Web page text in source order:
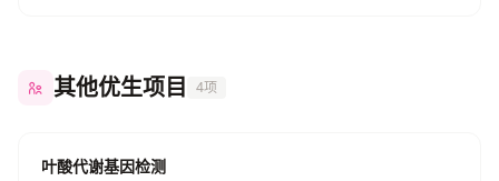
其他优生项目 4项
叶酸代谢基因检测